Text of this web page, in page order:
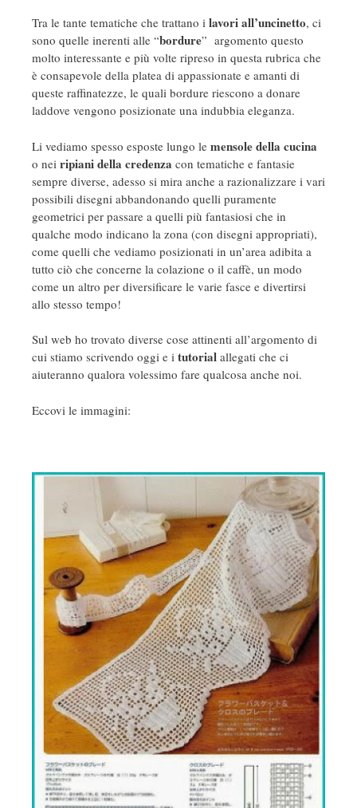
Tra le tante tematiche che trattano i lavori all’uncinetto, ci
sono quelle inerenti alle “bordure” argomento questo
molto interessante e più volte ripreso in questa rubrica che
è consapevole della platea di appassionate e amanti di
queste raffinatezze, le quali bordure riescono a donare
laddove vengono posizionate una indubbia eleganza.
Li vediamo spesso esposte lungo le mensole della cucina
o nei ripiani della credenza con tematiche e fantasie
sempre diverse, adesso si mira anche a razionalizzare i vari
possibili disegni abbandonando quelli puramente
geometrici per passare a quelli più fantasiosi che in
qualche modo indicano la zona (con disegni appropriati),
come quelli che vediamo posizionati in un’area adibita a
tutto ciò che concerne la colazione o il caffè, un modo
come un altro per diversificare le varie fasce e divertirsi
allo stesso tempo!
Sul web ho trovato diverse cose attinenti all’argomento di
cui stiamo scrivendo oggi e i tutorial allegati che ci
aiuteranno qualora volessimo fare qualcosa anche noi.
Eccovi le immagini: